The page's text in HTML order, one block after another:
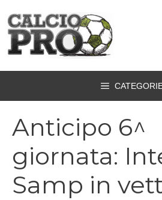
contenuto
Anticipo 6^
giornata:
Samp in